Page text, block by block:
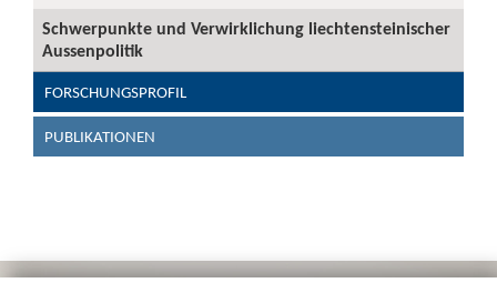
Schwerpunkte und Verwirklichung liechtensteinischer
Aussenpolitik
FORSCHUNGSPROFIL
PUBLIKATIONEN